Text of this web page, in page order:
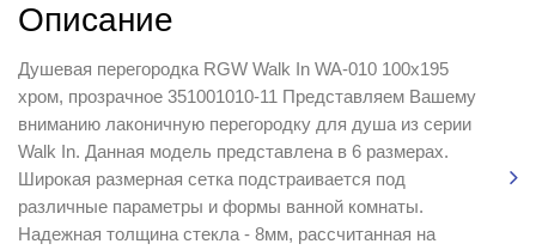
Описание
Душевая перегородка RGW Walk In WA-010 100x195
хром, прозрачное 351001010-11 Представляем Вашему
вниманию лаконичную перегородку для душа из серии
Walk In. Данная модель представлена в 6 размерах.
Широкая размерная сетка подстраивается под
различные параметры и формы ванной комнаты.
Надежная толщина стекла - 8мм, рассчитанная на